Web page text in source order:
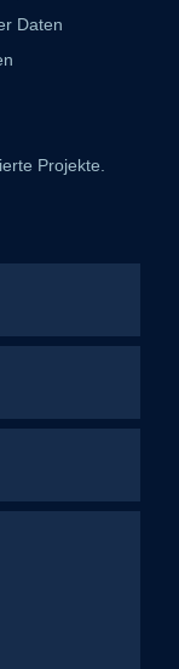
Daten
Projekte.